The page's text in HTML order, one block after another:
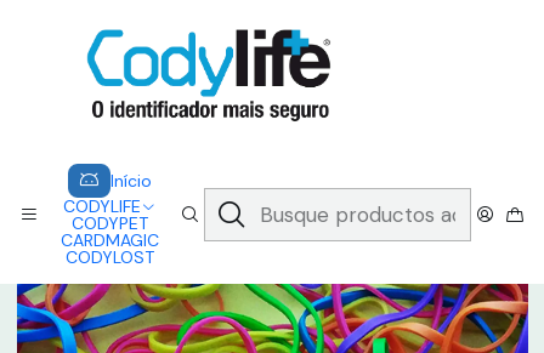
Início
CODYLIFE
CODYPET
CARDMAGIC
CODYLOST
A CODYLIFE PERMITE AOS SOCORRISTAS ACEDER
INSTANTANEAMENTE AOS SEUS DADOS ATRAVÉS DE UM QR CODE
Saber mais